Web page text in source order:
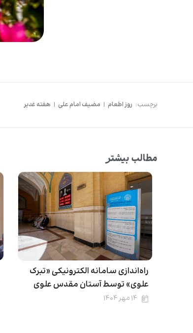
برچسب: روز اطعام | مضیف امام علی | هفته غدیر
مطالب بیشتر
را‌ه‌اندازی سامانه الکترونیکی «تبرک
علوی» توسط آستان مقدس علوی
۱۴ مهر ۱۴۰۴